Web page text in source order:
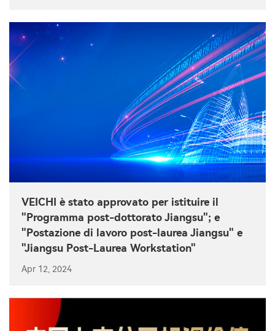
VEICHI è stato approvato per istituire il
"Programma post-dottorato Jiangsu"; e
"Postazione di lavoro post-laurea Jiangsu" e
"Jiangsu Post-Laurea Workstation"
Apr 12, 2024